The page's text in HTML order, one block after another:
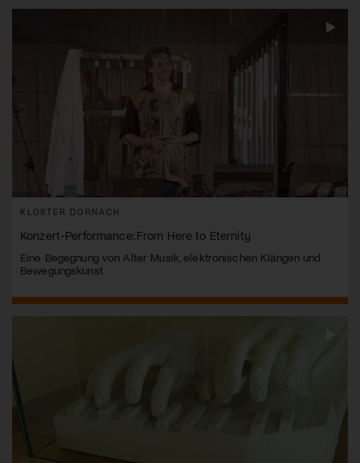
KLOSTER DORNACH
Konzert-Performance: From Here to Eternity
Eine Begegnung von Alter Musik, elektronischen Klängen und
Bewegungskunst